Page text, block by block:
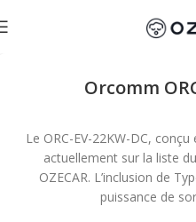
Orcomm
Le ORC-EV-22KW-DC,
actuellement sur la liste
OZECAR. L’inclusion de
puissance de